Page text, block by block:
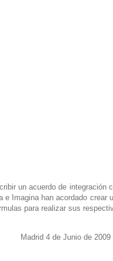
un acuerdo de
Imagina han acordado
para realizar sus
Madrid 4 de Junio de 2009